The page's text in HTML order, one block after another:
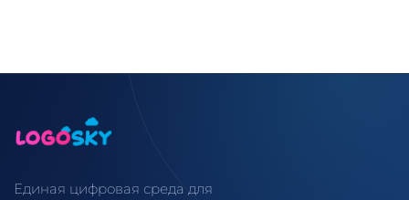
Единая цифровая среда для